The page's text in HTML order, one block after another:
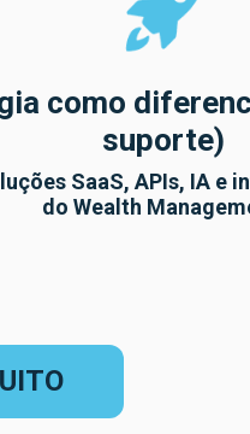
como
suporte)
SaaS, APIs, IA e
do Wealth